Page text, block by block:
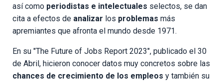
así como periodistas e intelectuales selectos, se dan
cita a efectos de analizar los problemas más
apremiantes que afronta el mundo desde 1971.
En su "The Future of Jobs Report 2023", publicado el 30
de Abril, hicieron conocer datos muy concretos sobre las
chances de crecimiento de los empleos y también su